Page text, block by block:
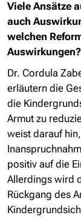
Viele Ansätze
auch
welchen
Auswirkungen?
Dr. Cordula
erläutern die
die
Armut zu
weist darauf
positiv auf die
Allerdings wird
Rückgang des